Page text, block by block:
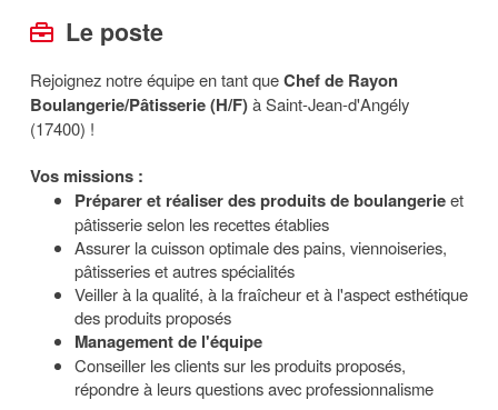
Le poste
Rejoignez notre équipe en tant queChef de Rayon
Boulangerie/Pâtisserie (H/F)à Saint-Jean-d'Angély
(17400) !
Vos missions :
Préparer et réaliser des produits de boulangerieet
pâtisserie selon les recettes établies
Assurer la cuisson optimale des pains, viennoiseries,
pâtisseries et autres spécialités
Veiller à la qualité, à la fraîcheur et à l'aspect esthétique
des produits proposés
Management de l'équipe
Conseiller les clients sur les produits proposés,
répondre à leurs questions avec professionnalisme